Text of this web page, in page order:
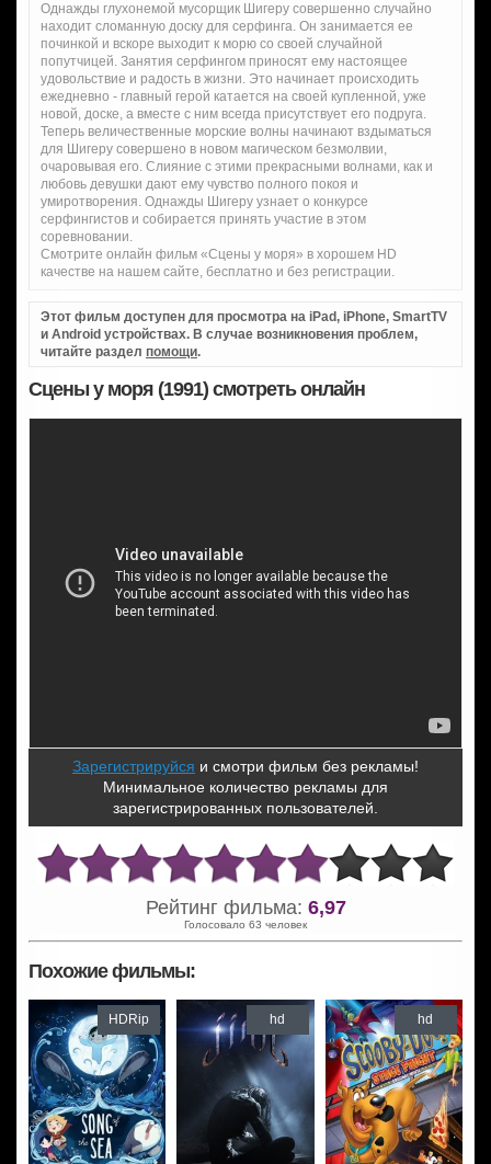
Однажды глухонемой мусорщик Шигеру совершенно случайно
находит сломанную доску для серфинга. Он занимается ее
починкой и вскоре выходит к морю со своей случайной
попутчицей. Занятия серфингом приносят ему настоящее
удовольствие и радость в жизни. Это начинает происходить
ежедневно - главный герой катается на своей купленной, уже
новой, доске, а вместе с ним всегда присутствует его подруга.
Теперь величественные морские волны начинают вздыматься
для Шигеру совершено в новом магическом безмолвии,
очаровывая его. Слияние с этими прекрасными волнами, как и
любовь девушки дают ему чувство полного покоя и
умиротворения. Однажды Шигеру узнает о конкурсе
серфингистов и собирается принять участие в этом
соревновании.
Смотрите онлайн фильм «Сцены у моря» в хорошем HD
качестве на нашем сайте, бесплатно и без регистрации.
Этот фильм доступен для просмотра на iPad, iPhone, SmartTV
и Android устройствах. В случае возникновения проблем,
читайте раздел помощи.
Сцены у моря (1991) смотреть онлайн
Зарегистрируйся и смотри фильм без рекламы!
Минимальное количество рекламы для
зарегистрированных пользователей.
Рейтинг фильма: 6,97
Голосовало 63 человек
Похожие фильмы:
HDRip hd hd